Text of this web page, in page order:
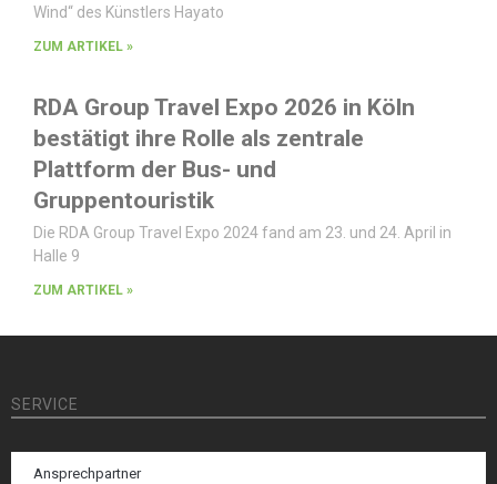
Wind“ des Künstlers Hayato
ZUM ARTIKEL »
RDA Group Travel Expo 2026 in Köln
bestätigt ihre Rolle als zentrale
Plattform der Bus- und
Gruppentouristik
Die RDA Group Travel Expo 2024 fand am 23. und 24. April in
Halle 9
ZUM ARTIKEL »
SERVICE
Ansprechpartner